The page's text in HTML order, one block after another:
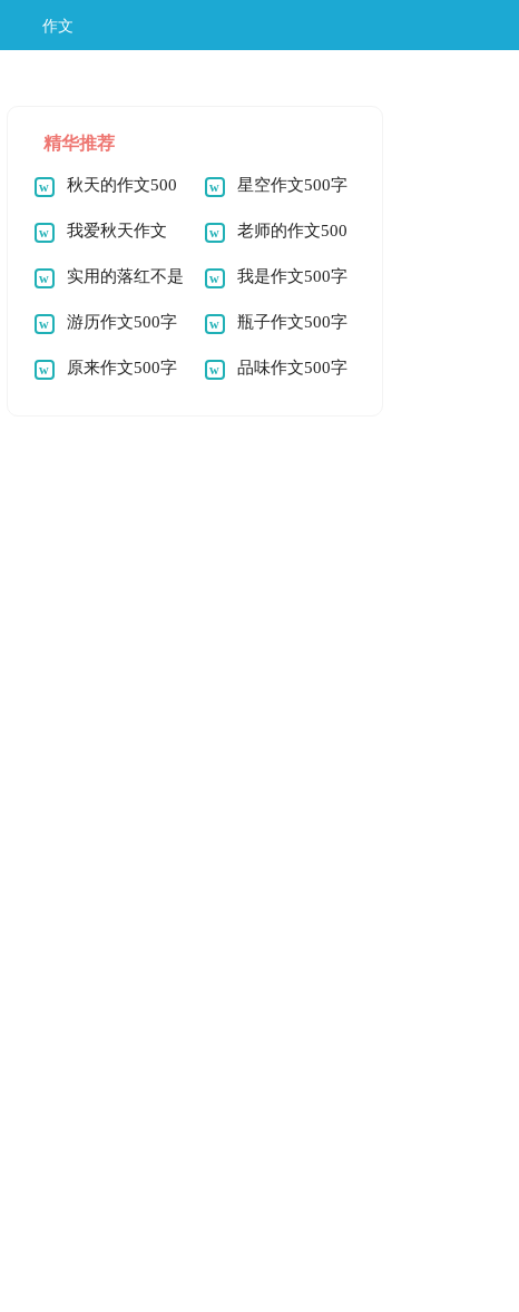
作文
精华推荐
秋天的作文500
字
星空作文500字
我爱秋天作文
500字
老师的作文500
字
实用的落红不是
无情物作文500字
我是作文500字
游历作文500字 瓶子作文500字
原来作文500字 品味作文500字